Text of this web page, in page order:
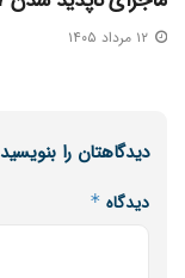
دیدگاهتان را بنویسید
دیدگاه *